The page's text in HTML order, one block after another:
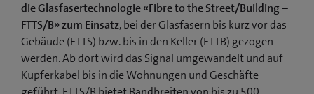
die Glasfasertechnologie «Fibre to the Street/Building –
FTTS/B» zum Einsatz, bei der Glasfasern bis kurz vor das
Gebäude (FTTS) bzw. bis in den Keller (FTTB) gezogen
werden. Ab dort wird das Signal umgewandelt und auf
Kupferkabel bis in die Wohnungen und Geschäfte